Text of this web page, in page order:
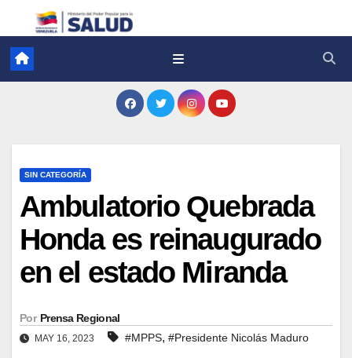
SIN CATEGORÍA
Ambulatorio Quebrada
Honda es reinaugurado
en el estado Miranda
Por Prensa Regional
MAY 16, 2023 #MPPS, #Presidente Nicolás Maduro